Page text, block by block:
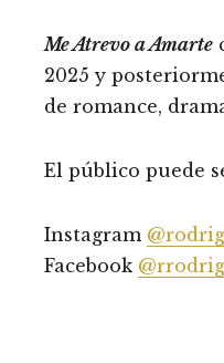
Me Atrevo a Amarte
2025 y
de romance,
El público puede
Instagram
Facebook